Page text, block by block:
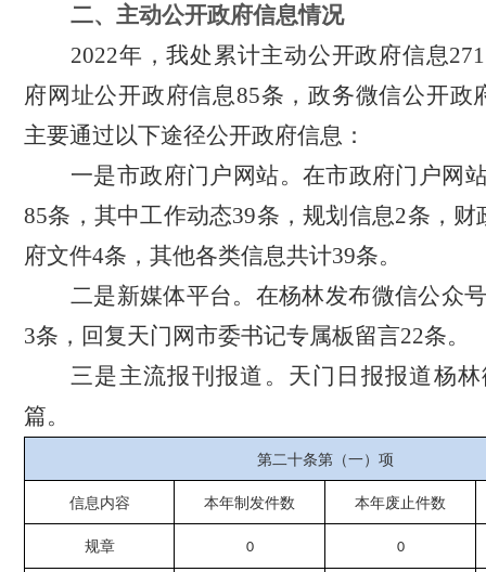
二、 主动公开政府信息情况
2022年，我处累计主动公开政府信息
府网址公开政府信息85条，政务微信公开政
主要通过以下途径公开政府信息：
一是市政府门户网站。在市政府门户网
85条，其中工作动态39条，规划信息2条，财
府文件4条，其他各类信息共计39条。
二是新媒体平台。在杨林发布微信公众
3条，回复天门网市委书记专属板留言22条。
三是主流报刊报道。天门日报报道杨
篇。
第二十条第（一）项
信息内容 本年制发件数 本年废止件数
规章 0 0